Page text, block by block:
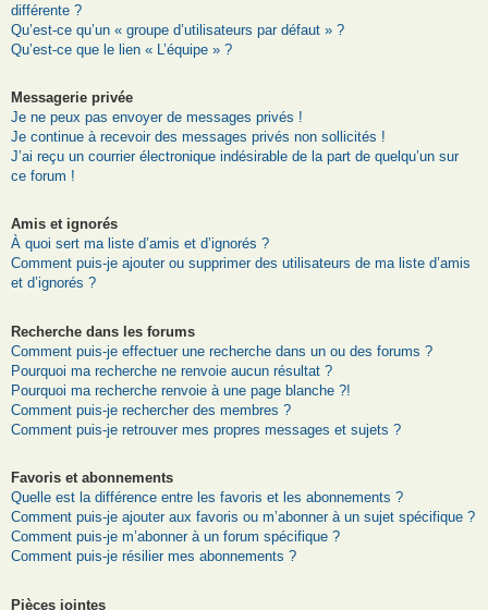
différente ?
Qu’est-ce qu’un « groupe d’utilisateurs par défaut » ?
Qu’est-ce que le lien « L’équipe » ?
Messagerie privée
Je ne peux pas envoyer de messages privés !
Je continue à recevoir des messages privés non sollicités !
J’ai reçu un courrier électronique indésirable de la part de quelqu’un sur
ce forum !
Amis et ignorés
À quoi sert ma liste d’amis et d’ignorés ?
Comment puis-je ajouter ou supprimer des utilisateurs de ma liste d’amis
et d’ignorés ?
Recherche dans les forums
Comment puis-je effectuer une recherche dans un ou des forums ?
Pourquoi ma recherche ne renvoie aucun résultat ?
Pourquoi ma recherche renvoie à une page blanche ?!
Comment puis-je rechercher des membres ?
Comment puis-je retrouver mes propres messages et sujets ?
Favoris et abonnements
Quelle est la différence entre les favoris et les abonnements ?
Comment puis-je ajouter aux favoris ou m’abonner à un sujet spécifique ?
Comment puis-je m’abonner à un forum spécifique ?
Comment puis-je résilier mes abonnements ?
Pièces jointes